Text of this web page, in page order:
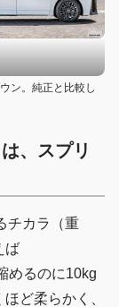
ン。純正と比較し
、スプリ
チカラ（重
ば
めるのに10kg
ど柔らかく、